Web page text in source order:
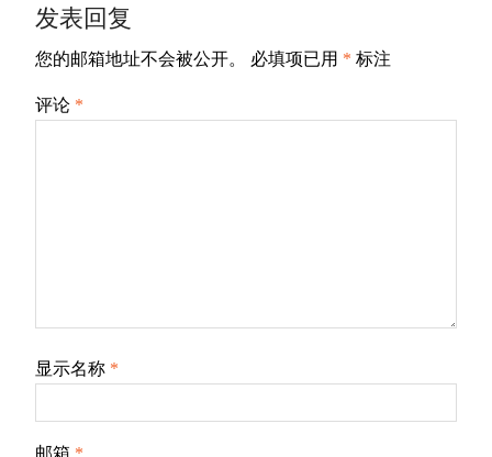
发表回复
您的邮箱地址不会被公开。 必填项已用 * 标注
评论 *
显示名称 *
邮箱 *